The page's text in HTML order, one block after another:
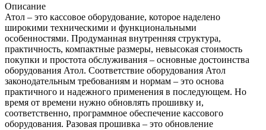
Описание
Атол – это кассовое оборудование, которое наделено
широкими техническими и функциональными
особенностями. Продуманная внутренняя структура,
практичность, компактные размеры, невысокая стоимость
покупки и простота обслуживания – основные достоинства
оборудования Атол. Соответствие оборудования Атол
законодательным требованиям и нормам – это основа
практичного и надежного применения в последующем. Но
время от времени нужно обновлять прошивку и,
соответственно, программное обеспечение кассового
оборудования. Разовая прошивка – это обновление